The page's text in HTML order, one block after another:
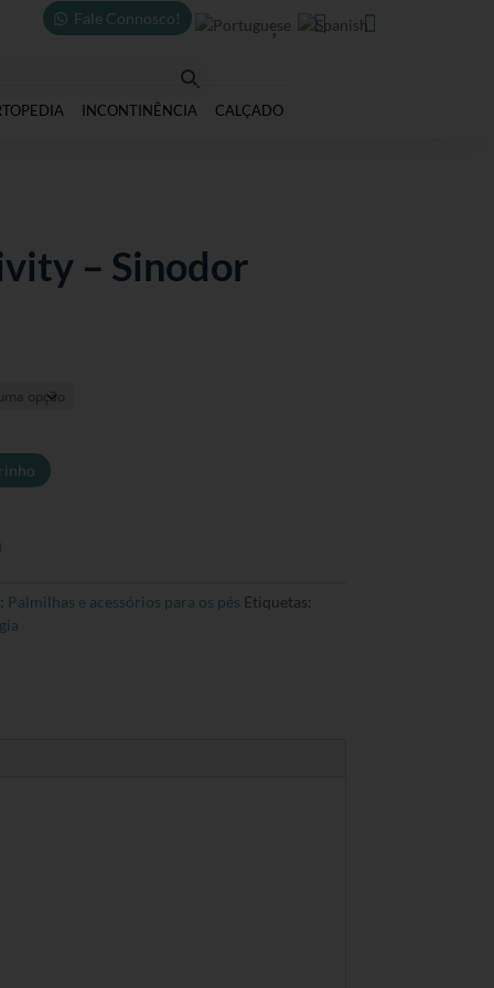
Fale Connosco!   
INCONTINÊNCIA CALÇADO
– Sinodor
Palmilhas e acessórios para os pés Etiquetas: